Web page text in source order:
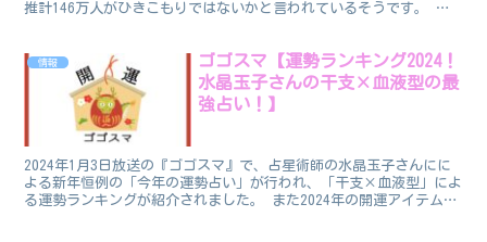
推計146万人がひきこもりではないかと言われているそうです。 特
情報
ゴゴスマ【運勢ランキング2024！
水晶玉子さんの干支×血液型の最
強占い！】
2024年1月3日放送の『ゴゴスマ』で、占星術師の水晶玉子さんにに
よる新年恒例の「今年の運勢占い」が行われ、「干支×血液型」によ
る運勢ランキングが紹介されました。 また2024年の開運アイテムも